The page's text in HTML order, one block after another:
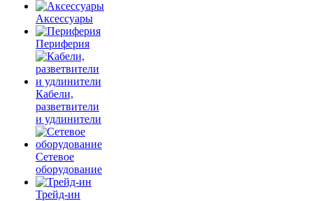
Аксессуары
Периферия
Кабели,
разветвители
и удлинители
Сетевое
оборудование
Трейд-ин